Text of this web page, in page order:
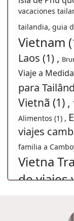
vacaciones
tailandia, guia
Vietnam
Laos (1) ,
Viaje a
para
Vietnã (1) ,
Alimentos (1) ,
viajes
familia a
Vietna
de viajes